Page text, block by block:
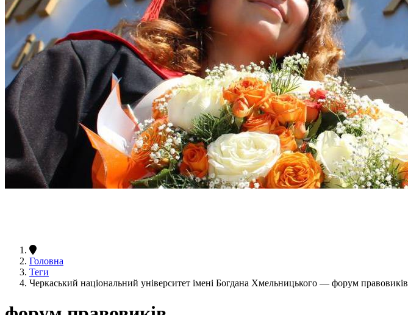
Головна
Теги
Черкаський національний університет імені Богдана Хмельницького — форум правовиків